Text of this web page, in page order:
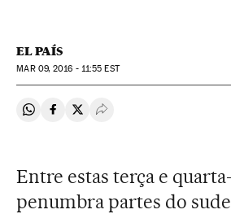
EL PAÍS
MAR09, 2016 - 11:55 EST
Compartir en Whatsapp
Compartir en Facebook
Compartir en Twitter
Desplegar Redes
Entre estas terça e
penumbra partes do